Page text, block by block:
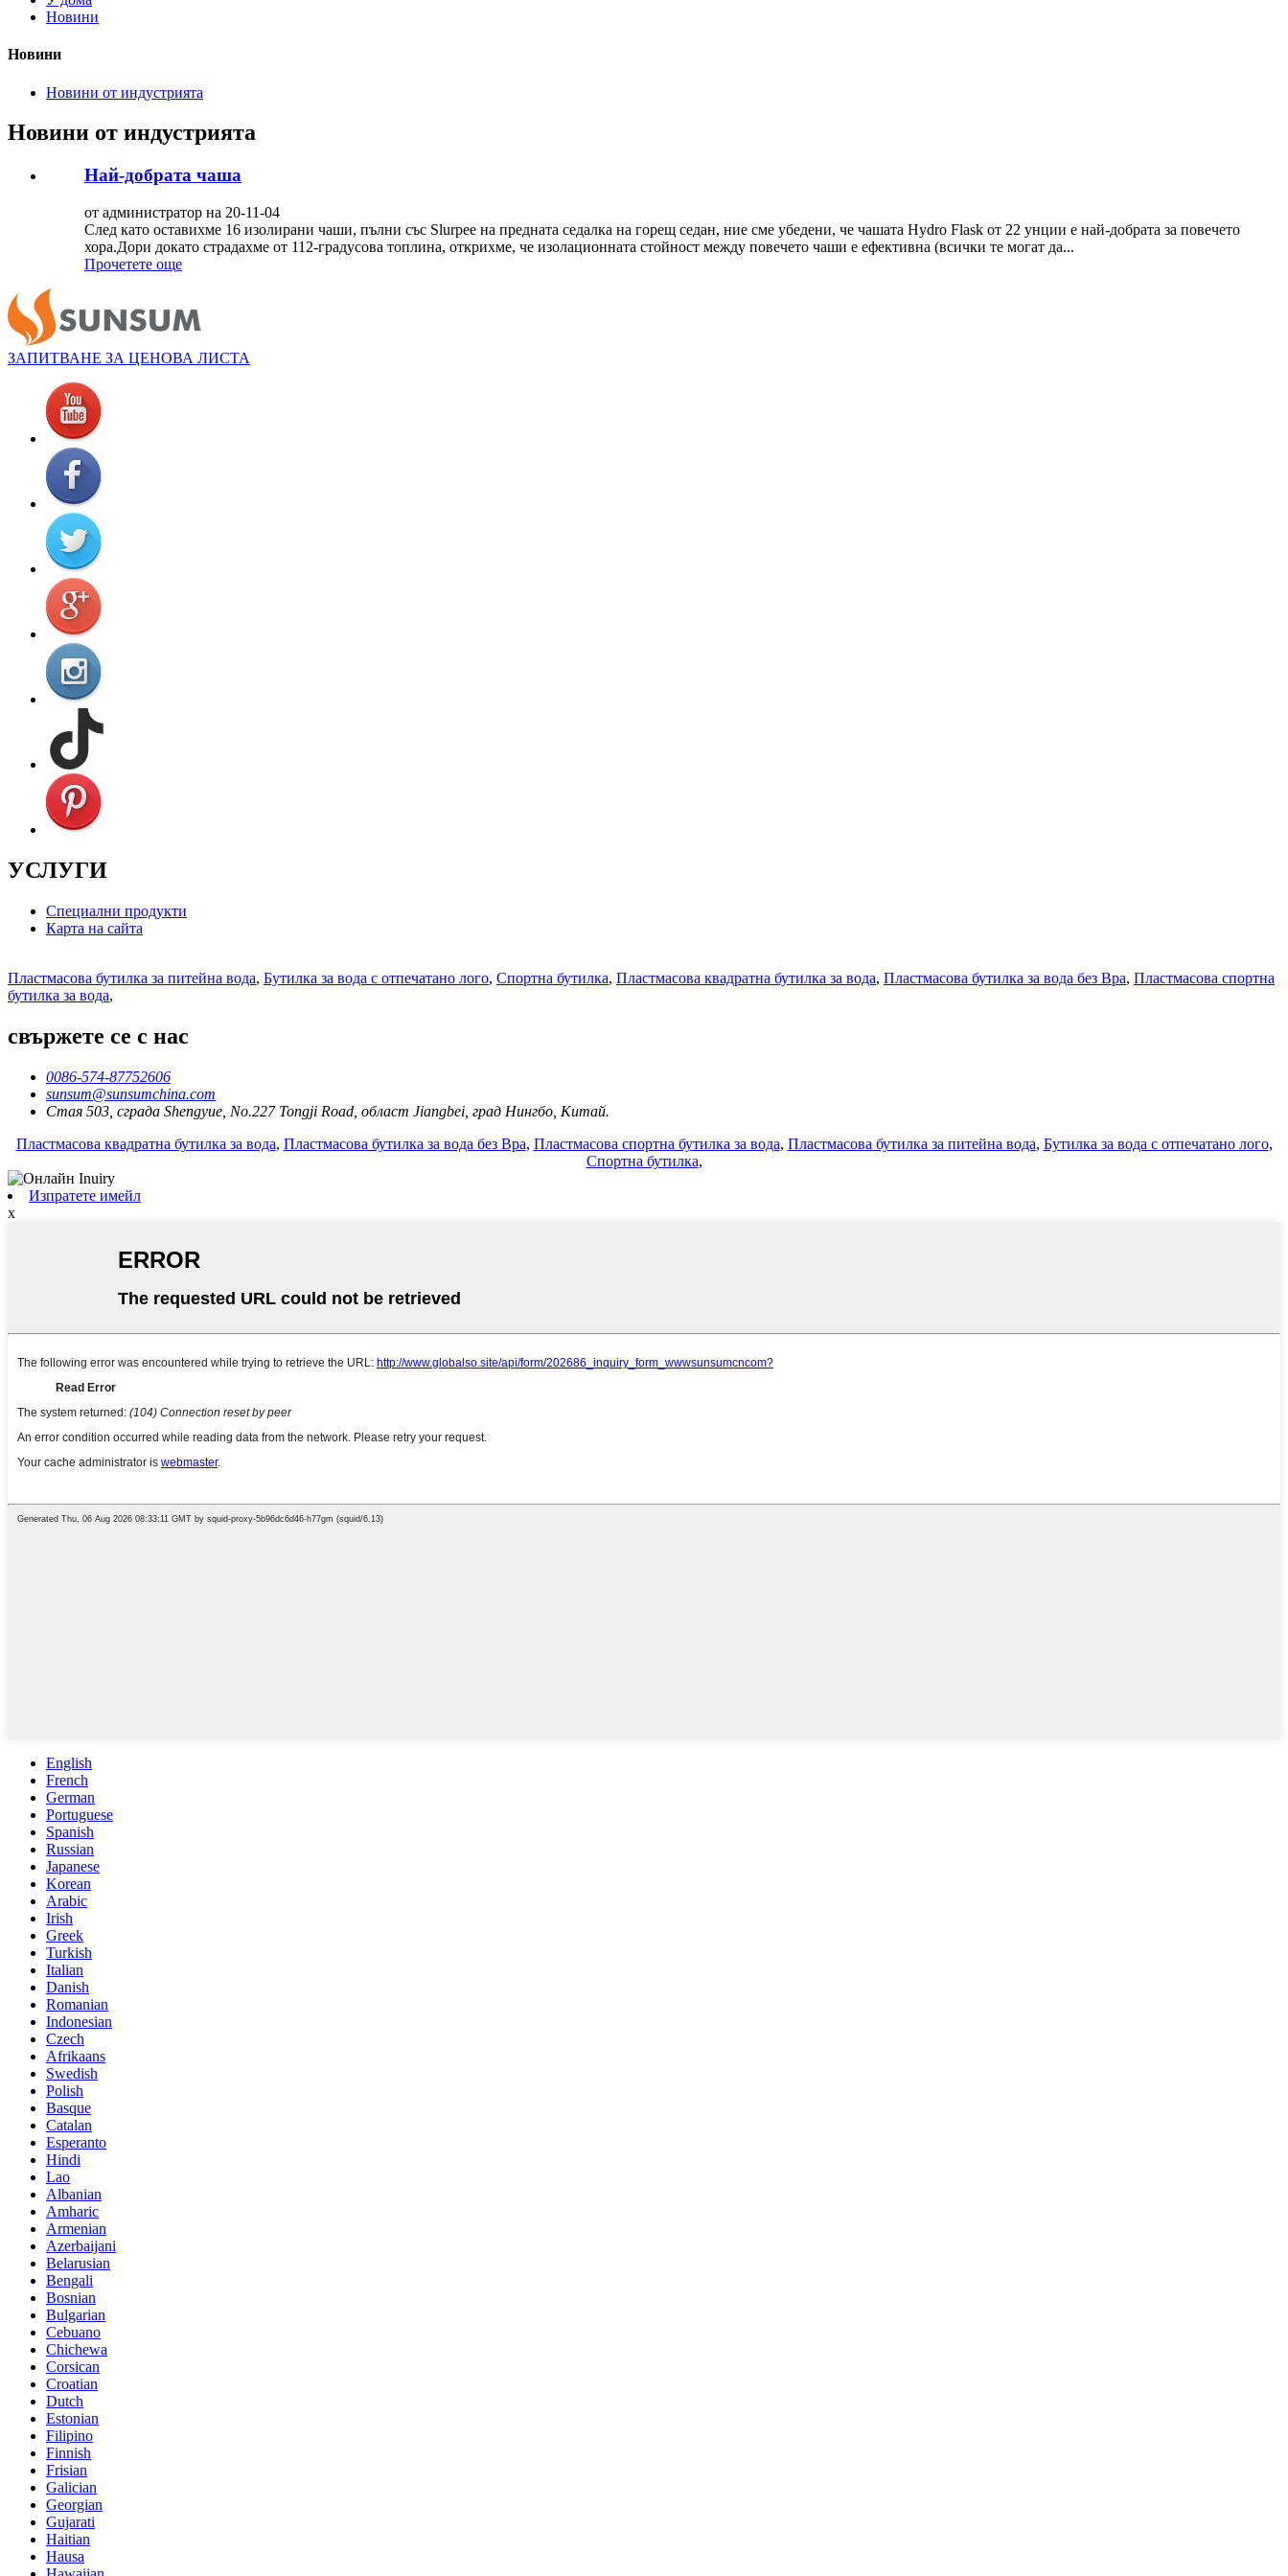
Новини
Новини
Новини от индустрията
Новини от индустрията
Най-добрата чаша
от администратор на 20-11-04
След като оставихме 16 изолирани чаши, пълни със Slurpee на предната седалка на горещ седан, ние сме убедени, че чашата Hydro Flask от 22 унции е най-добрата за повечето
хора.Дори докато страдахме от 112-градусова топлина, открихме, че изолационната стойност между повечето чаши е ефективна (всички те могат да...
Прочетете още
ЗАПИТВАНЕ ЗА ЦЕНОВА ЛИСТА
УСЛУГИ
Специални продукти
Карта на сайта
Пластмасова бутилка за питейна вода, Бутилка за вода с отпечатано лого, Спортна бутилка, Пластмасова квадратна бутилка за вода, Пластмасова бутилка за вода без Bpa, Пластмасова спортна
бутилка за вода,
свържете се с нас
0086-574-87752606
sunsum@sunsumchina.com
Стая 503, сграда Shengyue, No.227 Tongji Road, област Jiangbei, град Нингбо, Китай.
Пластмасова квадратна бутилка за вода, Пластмасова бутилка за вода без Bpa, Пластмасова спортна бутилка за вода, Пластмасова бутилка за питейна вода, Бутилка за вода с отпечатано лого,
Спортна бутилка,
Изпратете имейл
x
English
French
German
Portuguese
Spanish
Russian
Japanese
Korean
Arabic
Irish
Greek
Turkish
Italian
Danish
Romanian
Indonesian
Czech
Afrikaans
Swedish
Polish
Basque
Catalan
Esperanto
Hindi
Lao
Albanian
Amharic
Armenian
Azerbaijani
Belarusian
Bengali
Bosnian
Bulgarian
Cebuano
Chichewa
Corsican
Croatian
Dutch
Estonian
Filipino
Finnish
Frisian
Galician
Georgian
Gujarati
Haitian
Hausa